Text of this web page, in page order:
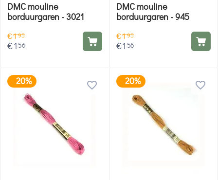
DMC mouline
borduurgaren - 3021
€195
€1 56
DMC mouline
borduurgaren - 945
€195
€1 56
-20% -20%